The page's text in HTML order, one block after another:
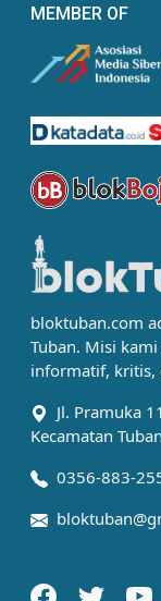
MEMBER OF
bloktuban.com
Tuban. Misi
informatif, kritis,
Jl. Pramuka
Kecamatan
0356-883-